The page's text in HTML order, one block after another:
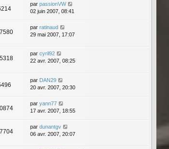
par passionVW
02 juin 2007, 08:41
par ratinaud
29 mai 2007, 17:07
par cyril92
22 avr. 2007, 08:25
par DAN29
20 avr. 2007, 20:30
par yann77
17 avr. 2007, 18:55
par dunantgv
06 avr. 2007, 20:07